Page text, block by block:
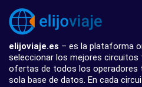
elijoviaje.es – es la plataforma
seleccionar los mejores circuitos
ofertas de todos los operadores
sola base de datos. En cada